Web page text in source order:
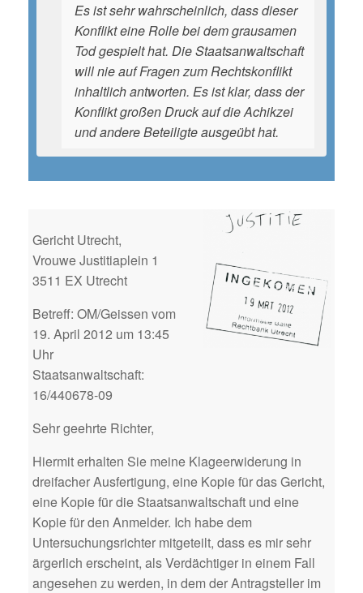
Es ist sehr wahrscheinlich, dass dieser
Konflikt eine Rolle bei dem grausamen
Tod gespielt hat. Die Staatsanwaltschaft
will nie auf Fragen zum Rechtskonflikt
inhaltlich antworten. Es ist klar, dass der
Konflikt großen Druck auf die Achikzei
und andere Beteiligte ausgeübt hat.
Gericht Utrecht,
Vrouwe Justitiaplein 1
3511 EX Utrecht
Betreff: OM/Geissen vom
19. April 2012 um 13:45
Uhr
Staatsanwaltschaft:
16/440678-09
Sehr geehrte Richter,
Hiermit erhalten Sie meine Klageerwiderung in
dreifacher Ausfertigung, eine Kopie für das Gericht,
eine Kopie für die Staatsanwaltschaft und eine
Kopie für den Anmelder. Ich habe dem
Untersuchungsrichter mitgeteilt, dass es mir sehr
ärgerlich erscheint, als Verdächtiger in einem Fall
angesehen zu werden, in dem der Antragsteller im